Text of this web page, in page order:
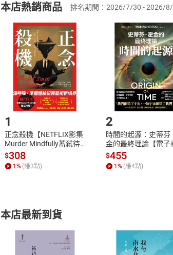
(二)消費者訂購本店鋪之商品即代表知
且已下載/存取電子書，不得請求退貨退款
退貨方式：您欲取消訂單或辦理退貨時，
貨」，本店鋪將依您的申請進行審核，待
請注意，樂天市場須以整筆訂單為單位進
挑選商品
Choose
放入購物
Shopping
購書後，如何開始使用？
Step1.選擇閱讀載具
本店熱銷商品 排名期間：2026/7/30 - 2026/
1
正念殺機【NETFLIX影集
Murder Mindfully蓄弒待
發】【電子書】
$308
1 % (賺3點)
2
時間的起源：史蒂芬
金的最終理論【電子
$455
1 % (賺4點)
本店最新到貨